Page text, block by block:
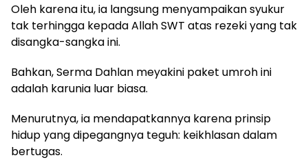
Oleh karena itu, ia langsung menyampaikan syukur
tak terhingga kepada Allah SWT atas rezeki yang tak
disangka-sangka ini.
Bahkan, Serma Dahlan meyakini paket umroh ini
adalah karunia luar biasa.
Menurutnya, ia mendapatkannya karena prinsip
hidup yang dipegangnya teguh: keikhlasan dalam
bertugas.